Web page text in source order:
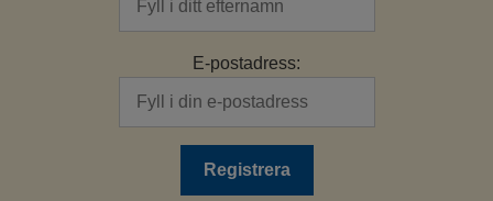
E-postadress: